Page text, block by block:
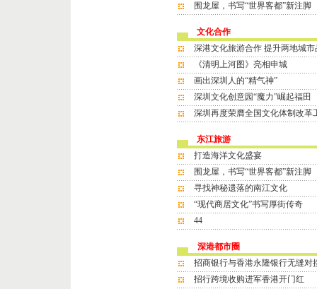
围龙屋，书写“世界客都”新注脚
文化合作
深港文化旅游合作 提升两地城市
《清明上河图》亮相申城
画出深圳人的“精气神”
深圳文化创意园“魔力”崛起福田
深圳再度荣膺全国文化体制改革
东江旅游
打造海洋文化盛宴
围龙屋，书写“世界客都”新注脚
寻找神秘遗落的南江文化
“现代商居文化”书写厚街传奇
44
深港都市圈
招商银行与香港永隆银行无缝对
招行跨境收购进军香港开门红